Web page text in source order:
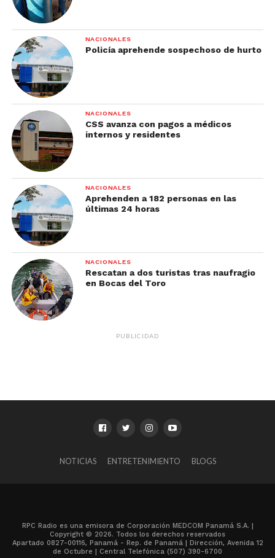
NACIONALES
Policía aprehende sospechoso de hurto
NACIONALES
CSS avanza con pagos a médicos
internos y residentes
NACIONALES
Aprehenden a 182 personas en las
últimas 24 horas
NACIONALES
Rescatan a dos turistas tras naufragio
en Bocas del Toro
PUBLICIDAD
NOTICIAS ENTRETENIMIENTO BLOGS
RPC Radio es una emisora de Corporación MEDCOM Panamá S.A. |
Copyright © 2026. Todos los derechos reservados
Apartado 0827-00116, Panamá - Rep. de Panamá | Dirección, Avenida 12
de Octubre | Central Telefónica (507) 390-6700